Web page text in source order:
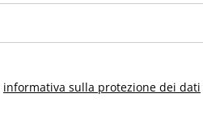
informativa sulla protezione dei dati